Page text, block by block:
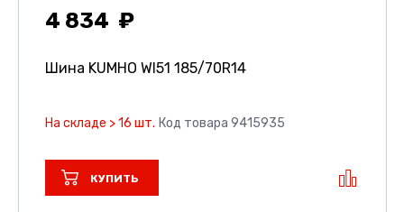
4 834
Шина KUMHO WI51 185/70R14
На складе > 16 шт. Код товара 9415935
КУПИТЬ